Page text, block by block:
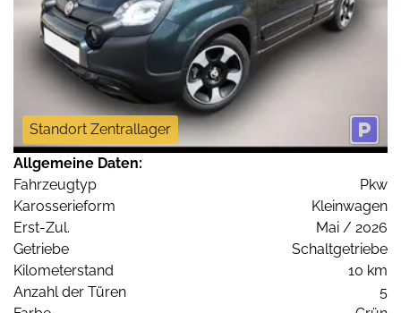
Standort Zentrallager
Allgemeine Daten:
Fahrzeugtyp
Pkw
Karosserieform
Kleinwagen
Erst-Zul.
Mai / 2026
Getriebe
Schaltgetriebe
Kilometerstand
10 km
Anzahl der Türen
5